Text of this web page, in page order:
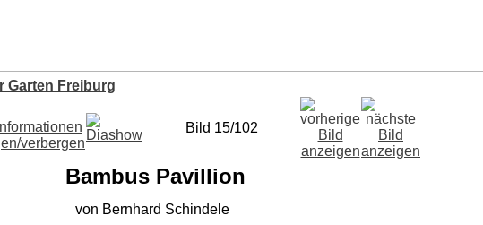
Garten Freiburg
Bild 15/102
Bambus Pavillion
von Bernhard Schindele